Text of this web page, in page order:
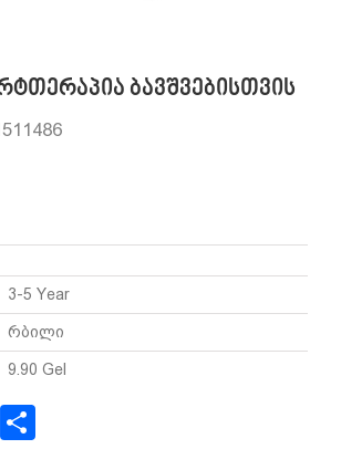
ბავშვებისთვის
3-5 Year
რბილი
9.90 Gel
Pinterest